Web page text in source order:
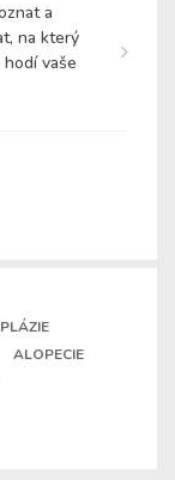
a
na který
vaše
ALOPECIE